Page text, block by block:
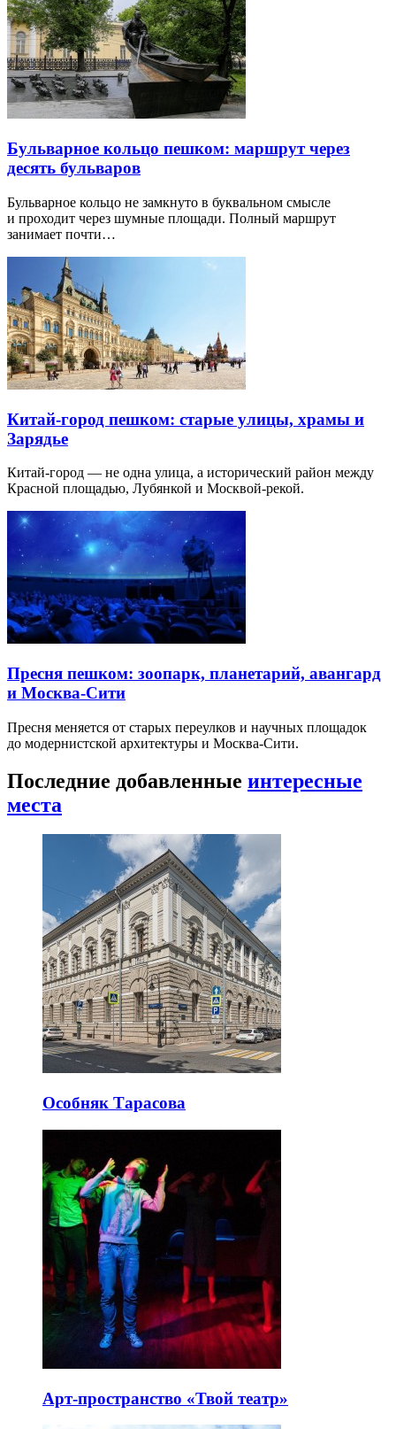
Бульварное кольцо пешком: маршрут через
десять бульваров
Бульварное кольцо не замкнуто в буквальном смысле
и проходит через шумные площади. Полный маршрут
занимает почти…
Китай-город пешком: старые улицы, храмы и
Зарядье
Китай-город — не одна улица, а исторический район между
Красной площадью, Лубянкой и Москвой-рекой.
Пресня пешком: зоопарк, планетарий, авангард
и Москва-Сити
Пресня меняется от старых переулков и научных площадок
до модернистской архитектуры и Москва-Сити.
Последние добавленные интересные
места
Особняк Тарасова
Арт-пространство «Твой театр»